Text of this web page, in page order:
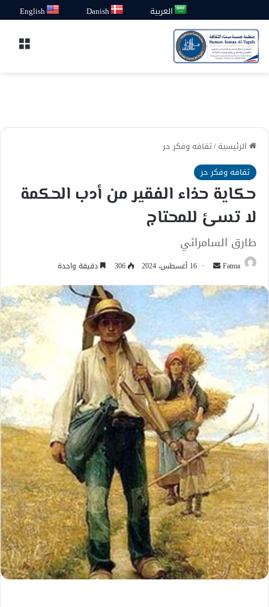
العربية Danish
English
الرئيسية/ثقافه وفكر حر
ثقافه وفكر حر
حكاية حذاء الفقير من أدب الحكمة
لا تسئ للمحتاج
طارق السامرائي
Fatma
أرسل
إلكترونيا
16 أغسطس، 2024 306 دقيقة واحدة